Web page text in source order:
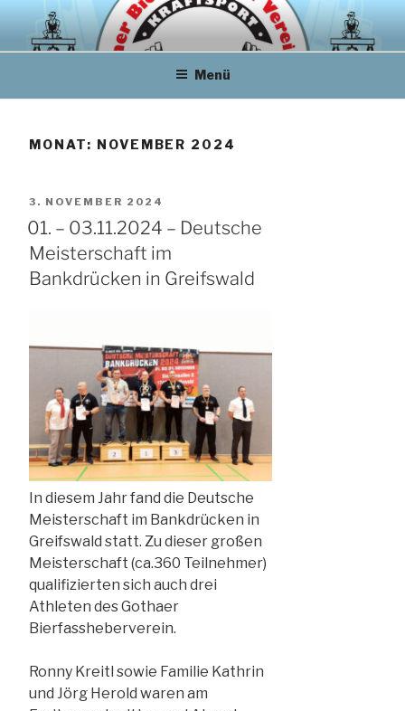
Inhalt
springen
Menü
MONAT: NOVEMBER 2024
VERÖFFENTLICHT
AM
3. NOVEMBER 2024
01. – 03.11.2024 – Deutsche
Meisterschaft im
Bankdrücken in Greifswald
In diesem Jahr fand die Deutsche
Meisterschaft im Bankdrücken in
Greifswald statt. Zu dieser großen
Meisterschaft (ca.360 Teilnehmer)
qualifizierten sich auch drei
Athleten des Gothaer
Bierfassheberverein.
Ronny Kreitl sowie Familie Kathrin
und Jörg Herold waren am